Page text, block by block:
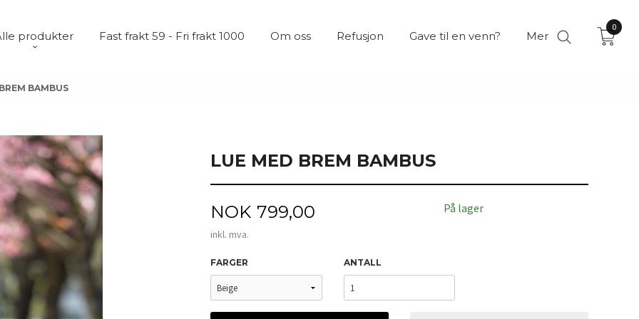
produkter Fast frakt 59 - Fri frakt 1000 Om oss Refusjon Gave til en venn? Mer
0
BAMBUS
LUE MED BREM BAMBUS
Pris
NOK 799,00
inkl. mva.
På lager
FARGER ANTALL